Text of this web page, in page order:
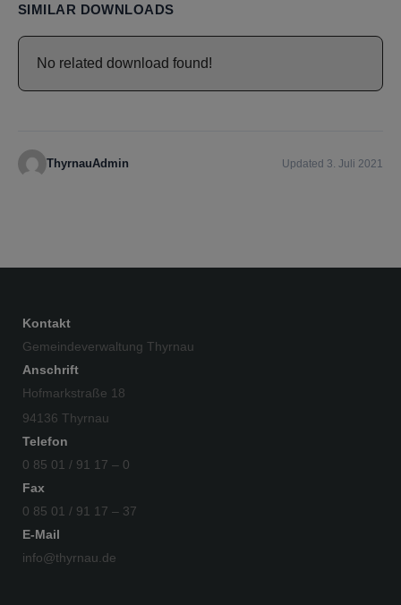
SIMILAR DOWNLOADS
No related download found!
ThyrnauAdmin Updated 3. Juli 2021
Kontakt
Gemeindeverwaltung Thyrnau
Anschrift
Hofmarkstraße 18
94136 Thyrnau
Telefon
0 85 01 / 91 17 – 0
Fax
0 85 01 / 91 17 – 37
E-Mail
info@thyrnau.de